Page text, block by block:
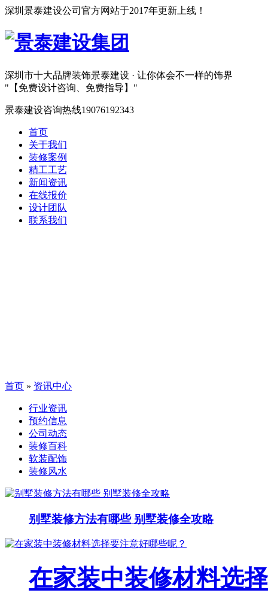
深圳景泰建设公司官方网站于2017年更新上线！
深圳市十大品牌装饰景泰建设 · 让你体会不一样的饰界
【免费设计咨询、免费指导】
景泰建设咨询热线19076192343
首页
关于我们
装修案例
精工工艺
新闻资讯
在线报价
设计团队
联系我们
首页 » 资讯中心
行业资讯
预约信息
公司动态
装修百科
软装配饰
装修风水
别墅装修方法有哪些 别墅装修全攻略
在家装中装修材料选